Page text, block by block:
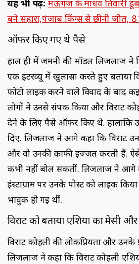
यह भी पढ़ें:मऊगंज के माधव तिवारी
बने सहारा,पंजाब किंग्स से छीनी जीत,
ऑफर किए गए थे पैसे
हाल ही में जर्मनी की मॉडल लिजलाज ने
एक इंटरव्यू में खुलासा करते हुए बताया
फोटो लाइक करने वाले विवाद के बाद
लोगों ने उनसे संपर्क किया और विराट
देने के लिए पैसे ऑफर किए थे. हालांकि
दिए. लिजलाज ने आगे कहा कि विराट
और वो उनकी काफी इज्जत करती हैं.
कभी नहीं बोल सकतीं. लिजलाज ने आगे
इंस्टाग्राम पर उनके पोस्ट को लाइक
भावुक हो गई थीं.
विराट को बताया एशिया का मेसी और
विराट कोहली की लोकप्रियता और
लिजलाज ने कहा कि विराट कोहली